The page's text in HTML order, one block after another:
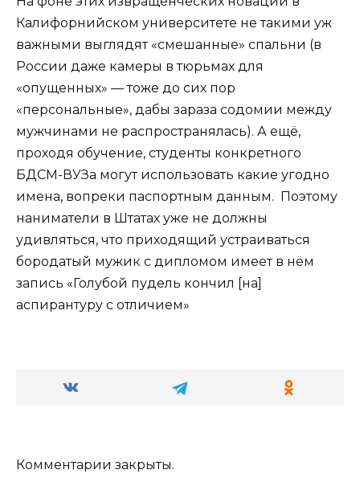
Калифорнийском университете не такими уж
важными выглядят «смешанные» спальни (в
России даже камеры в тюрьмах для
«опущенных» — тоже до сих пор
«персональные», дабы зараза содомии между
мужчинами не распространялась). А ещё,
проходя обучение, студенты конкретного
БДСМ-ВУЗа могут использовать какие угодно
имена, вопреки паспортным данным. Поэтому
наниматели в Штатах уже не должны
удивляться, что приходящий устраиваться
бородатый мужик с дипломом имеет в нём
запись «Голубой пудель кончил [на]
аспирантуру с отличием»
Комментарии закрыты.